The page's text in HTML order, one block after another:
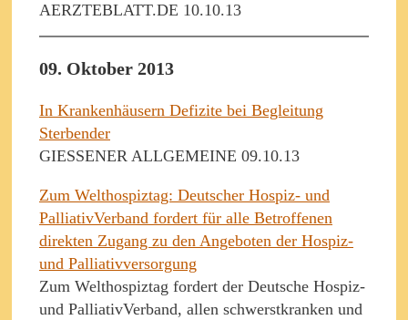
AERZTEBLATT.DE 10.10.13
09. Oktober 2013
In Krankenhäusern Defizite bei Begleitung
Sterbender
GIESSENER ALLGEMEINE 09.10.13
Zum Welthospiztag: Deutscher Hospiz- und
PalliativVerband fordert für alle Betroffenen
direkten Zugang zu den Angeboten der Hospiz-
und Palliativversorgung
Zum Welthospiztag fordert der Deutsche Hospiz-
und PalliativVerband, allen schwerstkranken und